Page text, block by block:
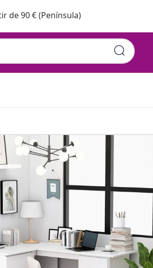
de 90 € (Península)